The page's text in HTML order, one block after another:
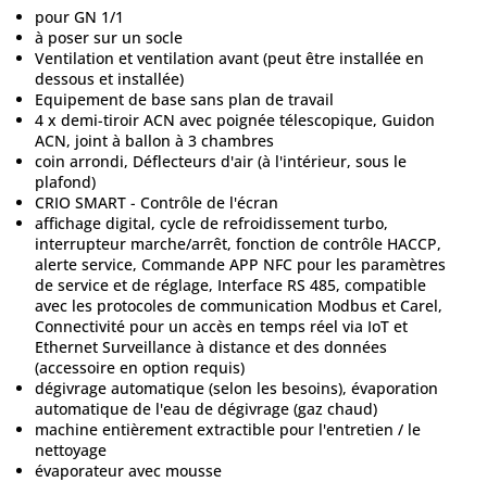
pour GN 1/1
à poser sur un socle
Ventilation et ventilation avant (peut être installée en
dessous et installée)
Equipement de base sans plan de travail
4 x demi-tiroir ACN avec poignée télescopique, Guidon
ACN, joint à ballon à 3 chambres
coin arrondi, Déflecteurs d'air (à l'intérieur, sous le
plafond)
CRIO SMART - Contrôle de l'écran
affichage digital, cycle de refroidissement turbo,
interrupteur marche/arrêt, fonction de contrôle HACCP,
alerte service, Commande APP NFC pour les paramètres
de service et de réglage, Interface RS 485, compatible
avec les protocoles de communication Modbus et Carel,
Connectivité pour un accès en temps réel via IoT et
Ethernet Surveillance à distance et des données
(accessoire en option requis)
dégivrage automatique (selon les besoins), évaporation
automatique de l'eau de dégivrage (gaz chaud)
machine entièrement extractible pour l'entretien / le
nettoyage
évaporateur avec mousse